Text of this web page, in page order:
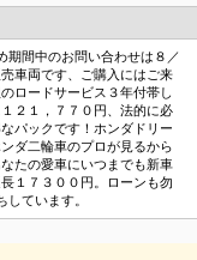
期間中のお問い合わせは８／
車両です、ご購入にはご来
ロードサービス３年付帯し
２１，７７０円、法的に必
パックです！ホンダドリー
ダ二輪車のプロが見るから
たの愛車にいつまでも新車
１７３００円。ローンも勿
ています。